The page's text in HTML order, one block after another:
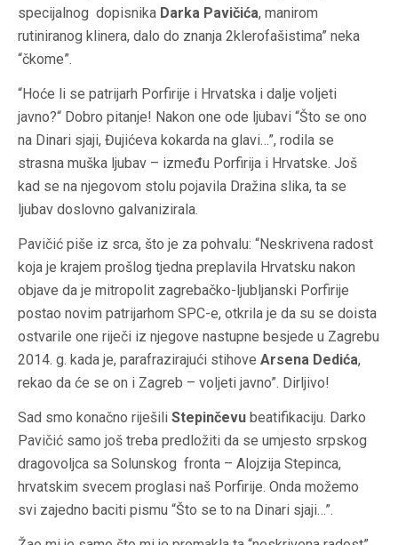
specijalnog dopisnika Darka Pavičića, manirom
rutiniranog klinera, dalo do znanja 2klerofašistima” neka
“čkome”.
“Hoće li se patrijarh Porfirije i Hrvatska i dalje voljeti
javno?“ Dobro pitanje! Nakon one ode ljubavi “Što se ono
na Dinari sjaji, Đujićeva kokarda na glavi…”, rodila se
strasna muška ljubav – između Porfirija i Hrvatske. Još
kad se na njegovom stolu pojavila Dražina slika, ta se
ljubav doslovno galvanizirala.
Pavičić piše iz srca, što je za pohvalu: “Neskrivena radost
koja je krajem prošlog tjedna preplavila Hrvatsku nakon
objave da je mitropolit zagrebačko-ljubljanski Porfirije
postao novim patrijarhom SPC-e, otkrila je da su se doista
ostvarile one riječi iz njegove nastupne besjede u Zagrebu
2014. g. kada je, parafrazirajući stihove Arsena Dedića,
rekao da će se on i Zagreb – voljeti javno”. Dirljivo!
Sad smo konačno riješili Stepinčevu beatifikaciju. Darko
Pavičić samo još treba predložiti da se umjesto srpskog
dragovoljca sa Solunskog fronta – Alojzija Stepinca,
hrvatskim svecem proglasi naš Porfirije. Onda možemo
svi zajedno baciti pismu “Što se to na Dinari sjaji…”.